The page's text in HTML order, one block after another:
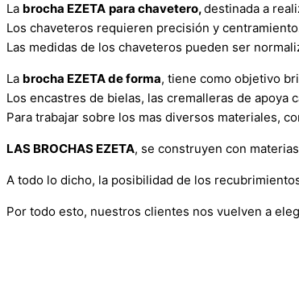
La brocha EZETA para chavetero,destinada a
Los chaveteros requieren precisión y
Las medidas de los chaveteros pueden ser
La brocha EZETA de forma, tiene como objetivo
Los encastres de bielas, las cremalleras de apoya
Para trabajar sobre los mas diversos materiales,
LAS BROCHAS EZETA, se construyen con
A todo lo dicho, la posibilidad de los
Por todo esto, nuestros clientes nos vuelven a